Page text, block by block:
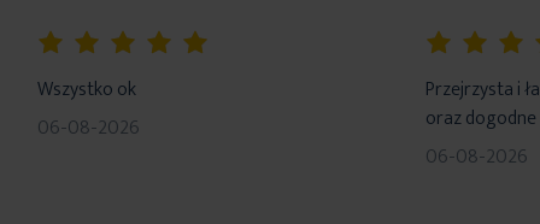
Wszystko ok
06-08-2026
Przejrzysta i
oraz
06-08-2026